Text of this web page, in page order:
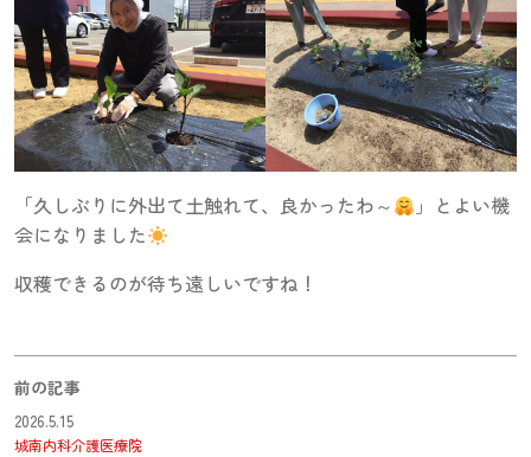
「久しぶりに外出て土触れて、良かったわ～
」とよい機
会になりました
収穫できるのが待ち遠しいですね！
前の記事
2026.5.15
城南内科介護医療院